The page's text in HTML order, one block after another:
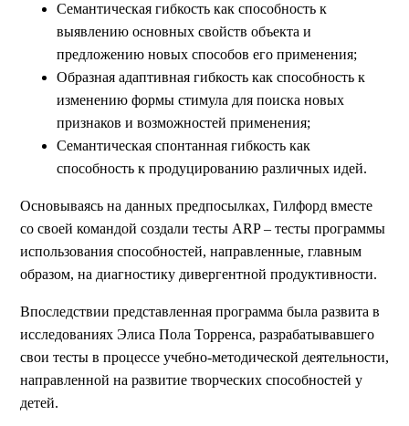
Семантическая гибкость как способность к
выявлению основных свойств объекта и
предложению новых способов его применения;
Образная адаптивная гибкость как способность к
изменению формы стимула для поиска новых
признаков и возможностей применения;
Семантическая спонтанная гибкость как
способность к продуцированию различных идей.
Основываясь на данных предпосылках, Гилфорд вместе
со своей командой создали тесты ARP – тесты программы
использования способностей, направленные, главным
образом, на диагностику дивергентной продуктивности.
Впоследствии представленная программа была развита в
исследованиях Элиса Пола Торренса, разрабатывавшего
свои тесты в процессе учебно-методической деятельности,
направленной на развитие творческих способностей у
детей.